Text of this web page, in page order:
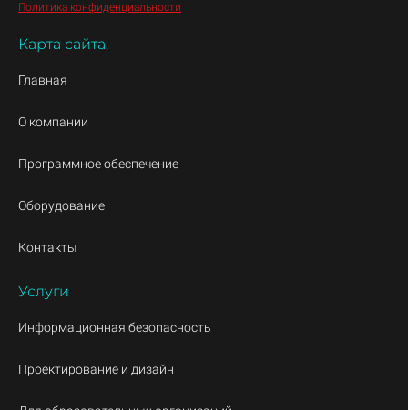
Политика конфиденциальности
Карта сайта
Главная
О компании
Программное обеспечение
Оборудование
Контакты
Услуги
Информационная безопасность
Проектирование и дизайн